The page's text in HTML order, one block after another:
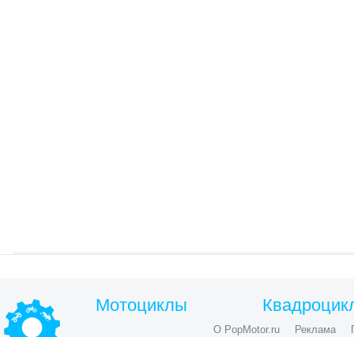
Мотоциклы
О PopMotor.ru Реклама